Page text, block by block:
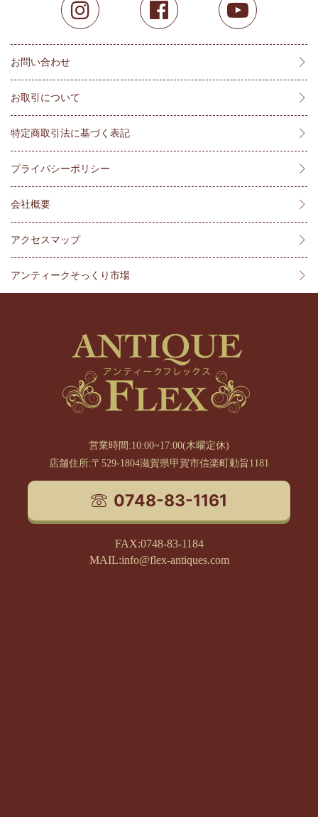
お問い合わせ
お取引について
特定商取引法に基づく表記
プライバシーポリシー
会社概要
アクセスマップ
アンティークそっくり市場
営業時間:10:00~17:00(木曜定休)
店舗住所:〒529-1804滋賀県甲賀市信楽町勅旨1181
0748-83-1161
FAX:0748-83-1184
MAIL:info@flex-antiques.com